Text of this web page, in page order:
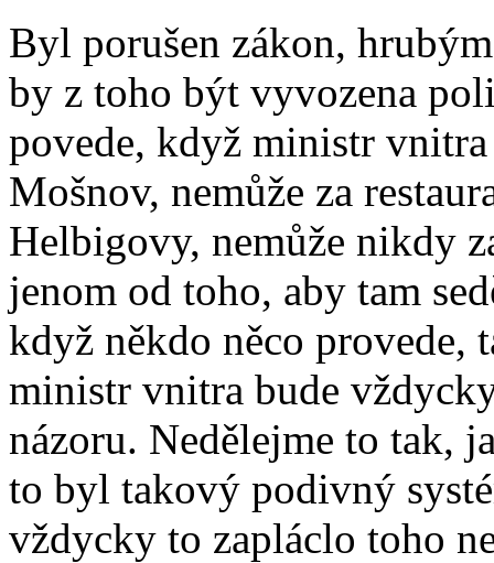
Byl porušen zákon,
by z toho být vyvozena
povede, když ministr
Mošnov, nemůže za
Helbigovy, nemůže nikdy
jenom od toho, aby tam
když někdo něco provede,
ministr vnitra bude
názoru. Nedělejme to tak,
to byl takový podivný
vždycky to zapláclo toho